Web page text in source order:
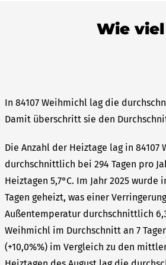
Wie
In 84107 Weihmichl lag die
Damit überschritt sie den
Die Anzahl der Heiztage lag in
durchschnittlich bei 294 Tagen pro
Heiztagen 5,7°C. Im Jahr 2025
Tagen geheizt, was einer
Außentemperatur durchschnittlich
Weihmichl im Durchschnitt an 7
(+10,0%%) im Vergleich zu den